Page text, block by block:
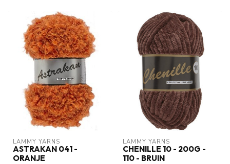
LAMMY YARNS
ASTRAKAN 041 -
ORANJE
LAMMY YARNS
CHENILLE 10 - 200G -
110 - BRUIN